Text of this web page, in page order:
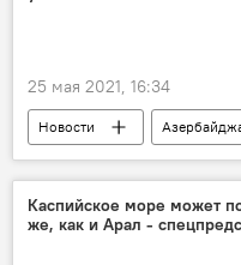
25 мая 2021, 16:34
Новости
ЖИЗНЬ
Кабинет министров АР
Каспийское море может
же, как и Арал -